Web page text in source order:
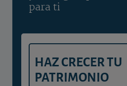
para ti
HAZ CRECER TU
PATRIMONIO